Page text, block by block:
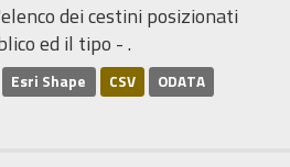
dei cestini posizionati
ed il tipo - .
Esri Shape CSV ODATA